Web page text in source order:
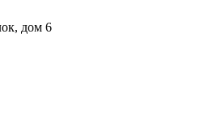
дом 6